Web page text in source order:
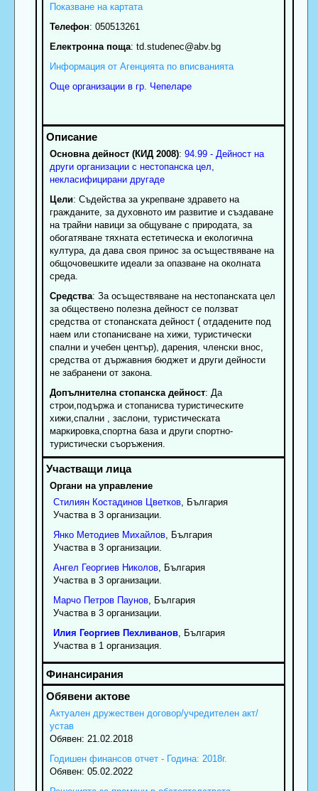
Показване на картата
Телефон: 050513261
Електронна поща: td.studenec@abv.bg
Информация от Агенцията по вписванията
Още организации в гр. Чепеларе
Основна дейност (КИД 2008): 94.99 - Дейност на
други организации с нестопанска цел,
некласифицирани другаде
Цели: Съдейства за укрепване здравето на
гражданите, за духовното им развитие и създаване
на трайни навици за общуване с природата, за
обогатяване тяхната естетическа и екологична
култура, да дава своя принос за осъществяване на
общочовешките идеали за опазване на околната
среда.
Средства: За осъществяване на нестопанската цел
за обществено полезна дейност се ползват
средства от стопанската дейност ( отдадените под
наем или стопанисване на хижи, туристически
спални и учебен център), дарения, членски внос,
средства от държавния бюджет и други дейности
не забранени от закона.
Допълнителна стопанска дейност: Да
строи,подържа и стопанисва туристическите
хижи,спални , заслони, туристическата
маркировка,спортна база и други спортно-
туристически съоръжения.
Органи на управление
Стилиян Костадинов Цветков, България
Участва в 3 организации.
Янко Методиев Михайлов, България
Участва в 3 организации.
Ангел Георгиев Николов, България
Участва в 3 организации.
Марчо Петров Паунов, България
Участва в 3 организации.
Илия Георгиев Пехливанов, България
Участва в 1 организация.
Актуален дружествен договор/учредителен акт/
устав
Обявен: 21.02.2018
Годишен финансов отчет - Година: 2018г.
Обявен: 05.02.2022